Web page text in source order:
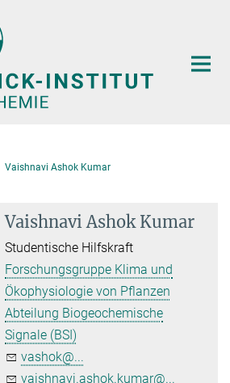
Vaishnavi Ashok Kumar
Vaishnavi Ashok Kumar
Studentische Hilfskraft
Forschungsgruppe Klima und
Ökophysiologie von Pflanzen
Abteilung Biogeochemische
Signale (BSI)
vashok@...
vaishnavi.ashok.kumar@...